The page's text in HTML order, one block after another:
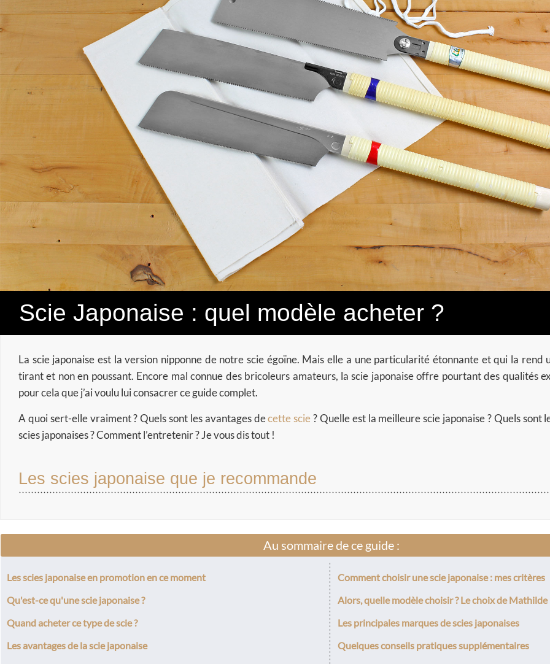
Scie Japonaise : quel modèle acheter ?
La scie japonaise est la version nipponne de notre scie égoïne. Mais elle a une particularité étonnante et qui la rend
tirant et non en poussant. Encore mal connue des bricoleurs amateurs, la scie japonaise offre pourtant des qualités
pour cela que j’ai voulu lui consacrer ce guide complet.
A quoi sert-elle vraiment ? Quels sont les avantages decette scie? Quelle est la meilleure scie japonaise ? Quels sont
scies japonaises ? Comment l’entretenir ? Je vous dis tout !
Les scies japonaise que je recommande
Au sommaire de ce guide :
Les scies japonaise en promotion en ce moment
Qu'est-ce qu'une scie japonaise ?
Quand acheter ce type de scie ?
Les avantages de la scie japonaise
Comment choisir une scie japonaise : mes critères
Alors, quelle modèle choisir ? Le choix de Mathilde
Les principales marques de scies japonaises
Quelques conseils pratiques supplémentaires